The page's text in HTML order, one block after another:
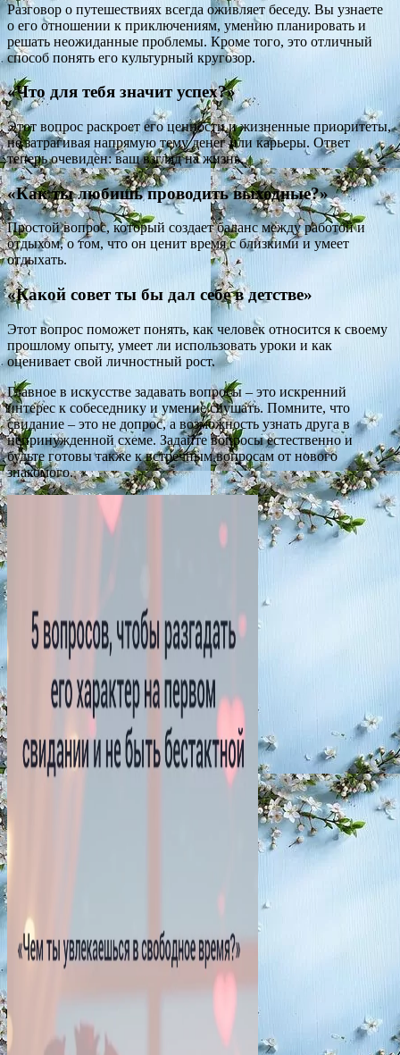
Разговор о путешествиях всегда оживляет беседу. Вы узнаете
о его отношении к приключениям, умению планировать и
решать неожиданные проблемы. Кроме того, это отличный
способ понять его культурный кругозор.
«Что для тебя значит успех?»
Этот вопрос раскроет его ценности и жизненные приоритеты,
не затрагивая напрямую тему денег или карьеры. Ответ
теперь очевиден: ваш взгляд на жизнь.
«Как ты любишь проводить выходные?»
Простой вопрос, который создает баланс между работой и
отдыхом, о том, что он ценит время с близкими и умеет
отдыхать.
«Какой совет ты бы дал себе в детстве»
Этот вопрос поможет понять, как человек относится к своему
прошлому опыту, умеет ли использовать уроки и как
оценивает свой личностный рост.
Главное в искусстве задавать вопросы – это искренний
интерес к собеседнику и умение слушать. Помните, что
свидание – это не допрос, а возможность узнать друга в
непринужденной схеме. Задайте вопросы естественно и
будьте готовы также к встречным вопросам от нового
знакомого.